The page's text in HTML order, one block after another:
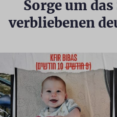
Sorge um
verbliebenen